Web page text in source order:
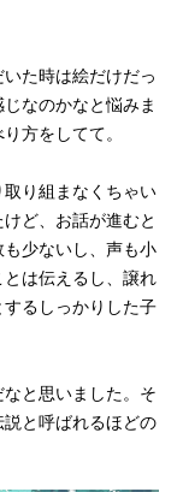
た時は絵だけだっ
なのかなと悩みま
方をしてて。
り組まなくちゃい
ど、お話が進むと
少ないし、声も小
は伝えるし、譲れ
るしっかりした子
と思いました。そ
と呼ばれるほどの